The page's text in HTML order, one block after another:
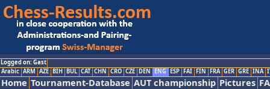
Logged on: Gast
Arabic ARM AZE BIH BUL CAT CHN CRO CZE DEN ENG ESP FAI FIN FRA GER GRE INA
Home Tournament-Database AUT championship Pictures